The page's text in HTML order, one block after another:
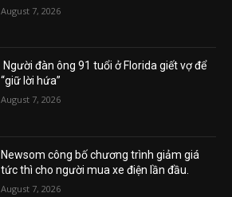
August 7, 2026
Người đàn ông 91 tuổi ở Florida giết vợ để
“giữ lời hứa”
August 7, 2026
Newsom công bố chương trình giảm giá
tức thì cho người mua xe điện lần đầu.
August 7, 2026